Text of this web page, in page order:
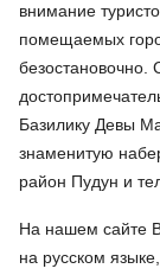
внимание
помещаемых
безостановочно.
Базилику Девы
знаменитую
район Пудун и
На нашем сайте
на русском